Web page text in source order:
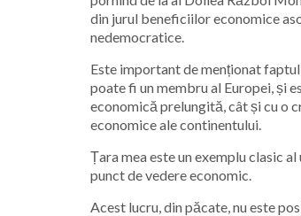
din jurul beneficiilor economice
nedemocratice.
Este important de menționat faptul
poate fi un membru al Europei, și
economică prelungită, cât și cu o
economice ale continentului.
Țara mea este un exemplu clasic
punct de vedere economic.
Acest lucru, din păcate, nu este